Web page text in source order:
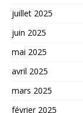
juillet 2025
juin 2025
mai 2025
avril 2025
mars 2025
février 2025